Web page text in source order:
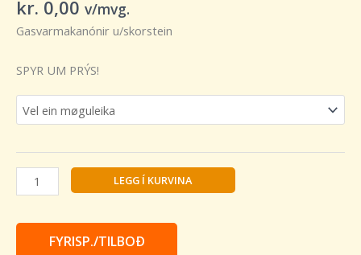
kr. 0,00 v/mvg.
Gasvarmakanónir u/skorstein
SPYR UM PRÝS!
LEGG Í KURVINA
FYRISP./TILBOÐ